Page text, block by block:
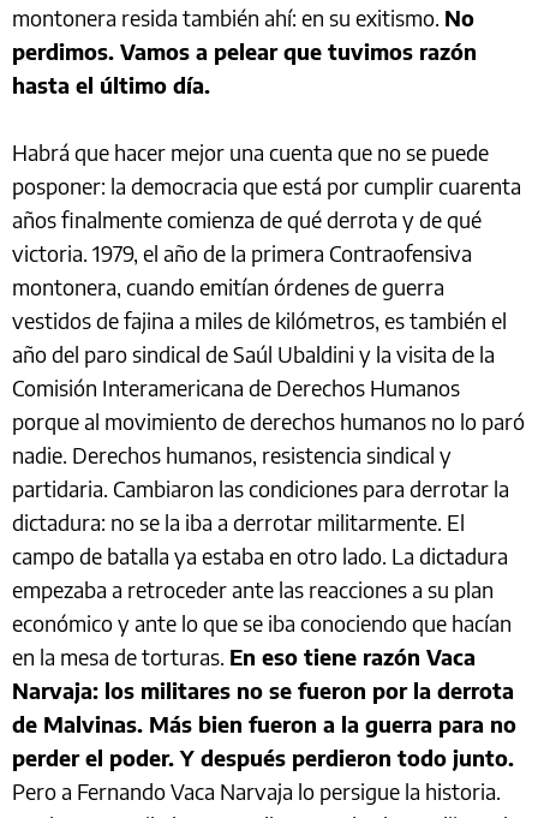
montonera resida también ahí: en su exitismo. No
perdimos. Vamos a pelear que tuvimos razón
hasta el último día.
Habrá que hacer mejor una cuenta que no se puede
posponer: la democracia que está por cumplir cuarenta
años finalmente comienza de qué derrota y de qué
victoria. 1979, el año de la primera Contraofensiva
montonera, cuando emitían órdenes de guerra
vestidos de fajina a miles de kilómetros, es también el
año del paro sindical de Saúl Ubaldini y la visita de la
Comisión Interamericana de Derechos Humanos
porque al movimiento de derechos humanos no lo paró
nadie. Derechos humanos, resistencia sindical y
partidaria. Cambiaron las condiciones para derrotar la
dictadura: no se la iba a derrotar militarmente. El
campo de batalla ya estaba en otro lado. La dictadura
empezaba a retroceder ante las reacciones a su plan
económico y ante lo que se iba conociendo que hacían
en la mesa de torturas. En eso tiene razón Vaca
Narvaja: los militares no se fueron por la derrota
de Malvinas. Más bien fueron a la guerra para no
perder el poder. Y después perdieron todo junto.
Pero a Fernando Vaca Narvaja lo persigue la historia.